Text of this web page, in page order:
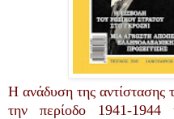
Η ανάδυση της αντίστασης
την περίοδο 1941-1944